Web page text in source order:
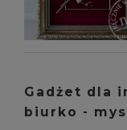
Gadżet dla
biurko -